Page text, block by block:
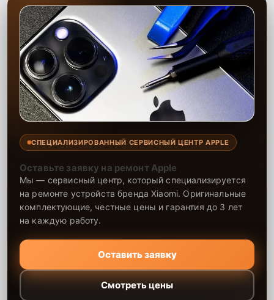
СПЕЦИАЛИЗИРОВАННЫЙ СЕРВИСНЫЙ ЦЕНТР APPLE
Оставьте заявку на ремонт Apple
Мы — сервисный центр, который специализируется
на ремонте устройств бренда Xiaomi. Оригинальные
комплектующие, честные цены и гарантия до 3 лет
на каждую работу.
Оставить заявку
Смотреть цены